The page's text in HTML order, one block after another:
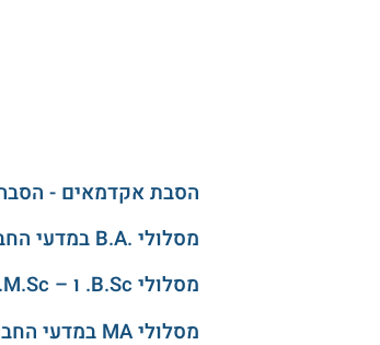
הסבת אקדמאים -
מסלולי .B.A במדעי החברה
מסלולי B.Sc. ו – M.Sc. בהנדסה
מסלולי MA במדעי החברה